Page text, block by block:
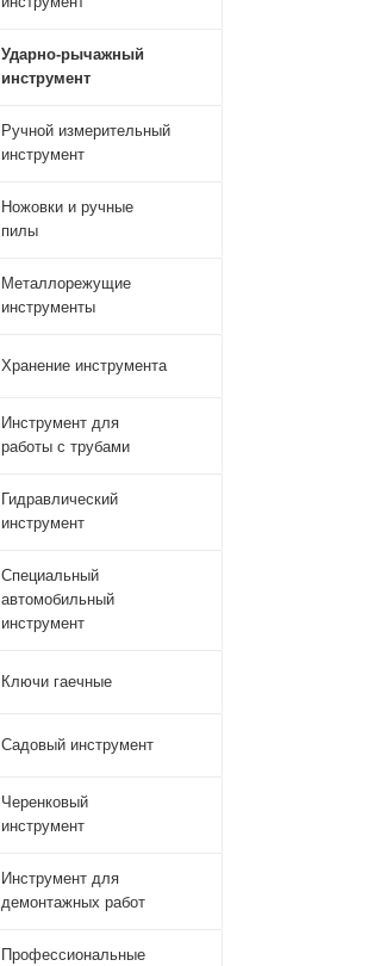
Ударно-рычажный
инструмент
Ручной измерительный
инструмент
Ножовки и ручные
пилы
Металлорежущие
инструменты
Хранение инструмента
Инструмент для
работы с трубами
Гидравлический
инструмент
Специальный
автомобильный
инструмент
Ключи гаечные
Садовый инструмент
Черенковый
инструмент
Инструмент для
демонтажных работ
Профессиональные